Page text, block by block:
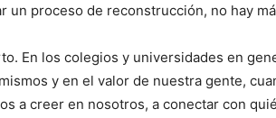
un proceso de reconstrucción, no hay
En los colegios y universidades en
y en el valor de nuestra gente,
a creer en nosotros, a conectar con